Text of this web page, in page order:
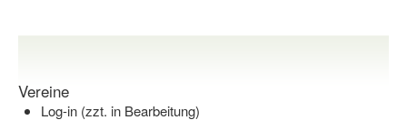
NRW bewegt seine KINDER!
Vereine
Log-in (zzt. in Bearbeitung)